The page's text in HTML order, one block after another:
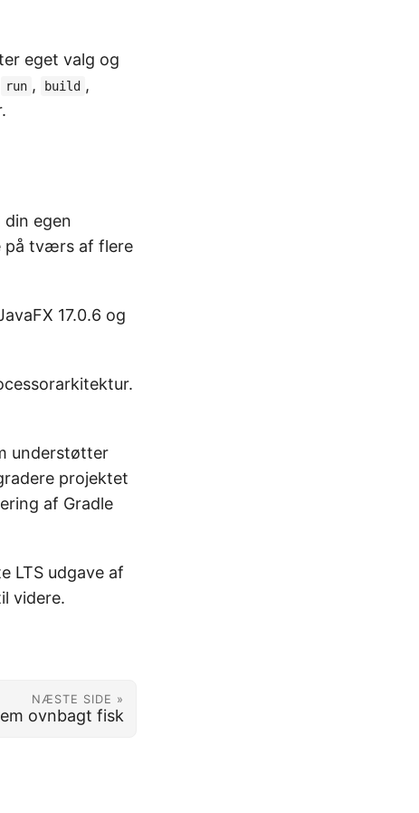
eget valg og
run , build ,
egen
på tværs af flere
17.0.6 og
understøtter
projektet
af Gradle
LTS udgave af
videre.
NÆSTE SIDE »
ovnbagt fisk